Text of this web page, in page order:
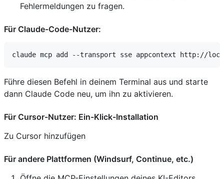
Fehlermeldungen zu fragen.
Für Claude-Code-Nutzer:
Führe diesen Befehl in deinem Terminal aus und starte
dann Claude Code neu, um ihn zu aktivieren.
Für Cursor-Nutzer: Ein-Klick-Installation
Zu Cursor hinzufügen
Für andere Plattformen (Windsurf, Continue, etc.)